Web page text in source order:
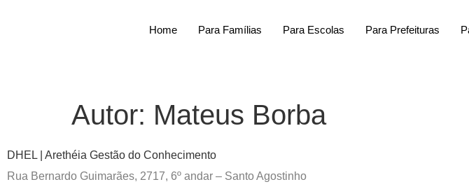
Home Para Famílias Para Escolas Para Prefeituras
Autor: Mateus Borba
DHEL | Arethéia Gestão do Conhecimento
Rua Bernardo Guimarães, 2717, 6º andar – Santo Agostinho